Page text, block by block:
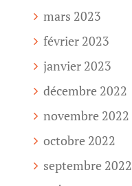
mars 2023
février 2023
janvier 2023
décembre 2022
novembre 2022
octobre 2022
septembre 2022